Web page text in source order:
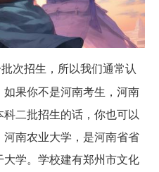
次招生，所以我们通常认
果你不是河南考生，河南
二批招生的话，你也可以
南农业大学，是河南省省
学。学校建有郑州市文化